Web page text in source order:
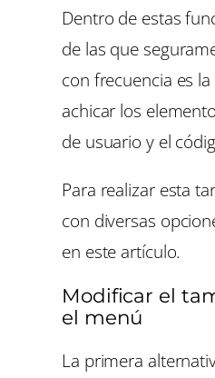
Dentro de estas
de las que
con frecuencia es
achicar los
de usuario y el
Para realizar esta
con diversas
en este artículo.
Modificar el
el menú
La primera